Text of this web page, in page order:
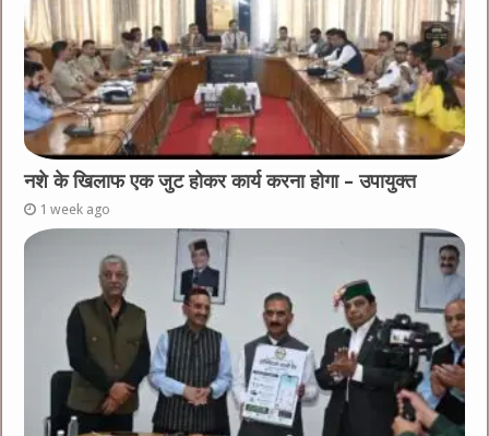
नशे के खिलाफ एक जुट होकर कार्य करना होगा – उपायुक्त
1 week ago